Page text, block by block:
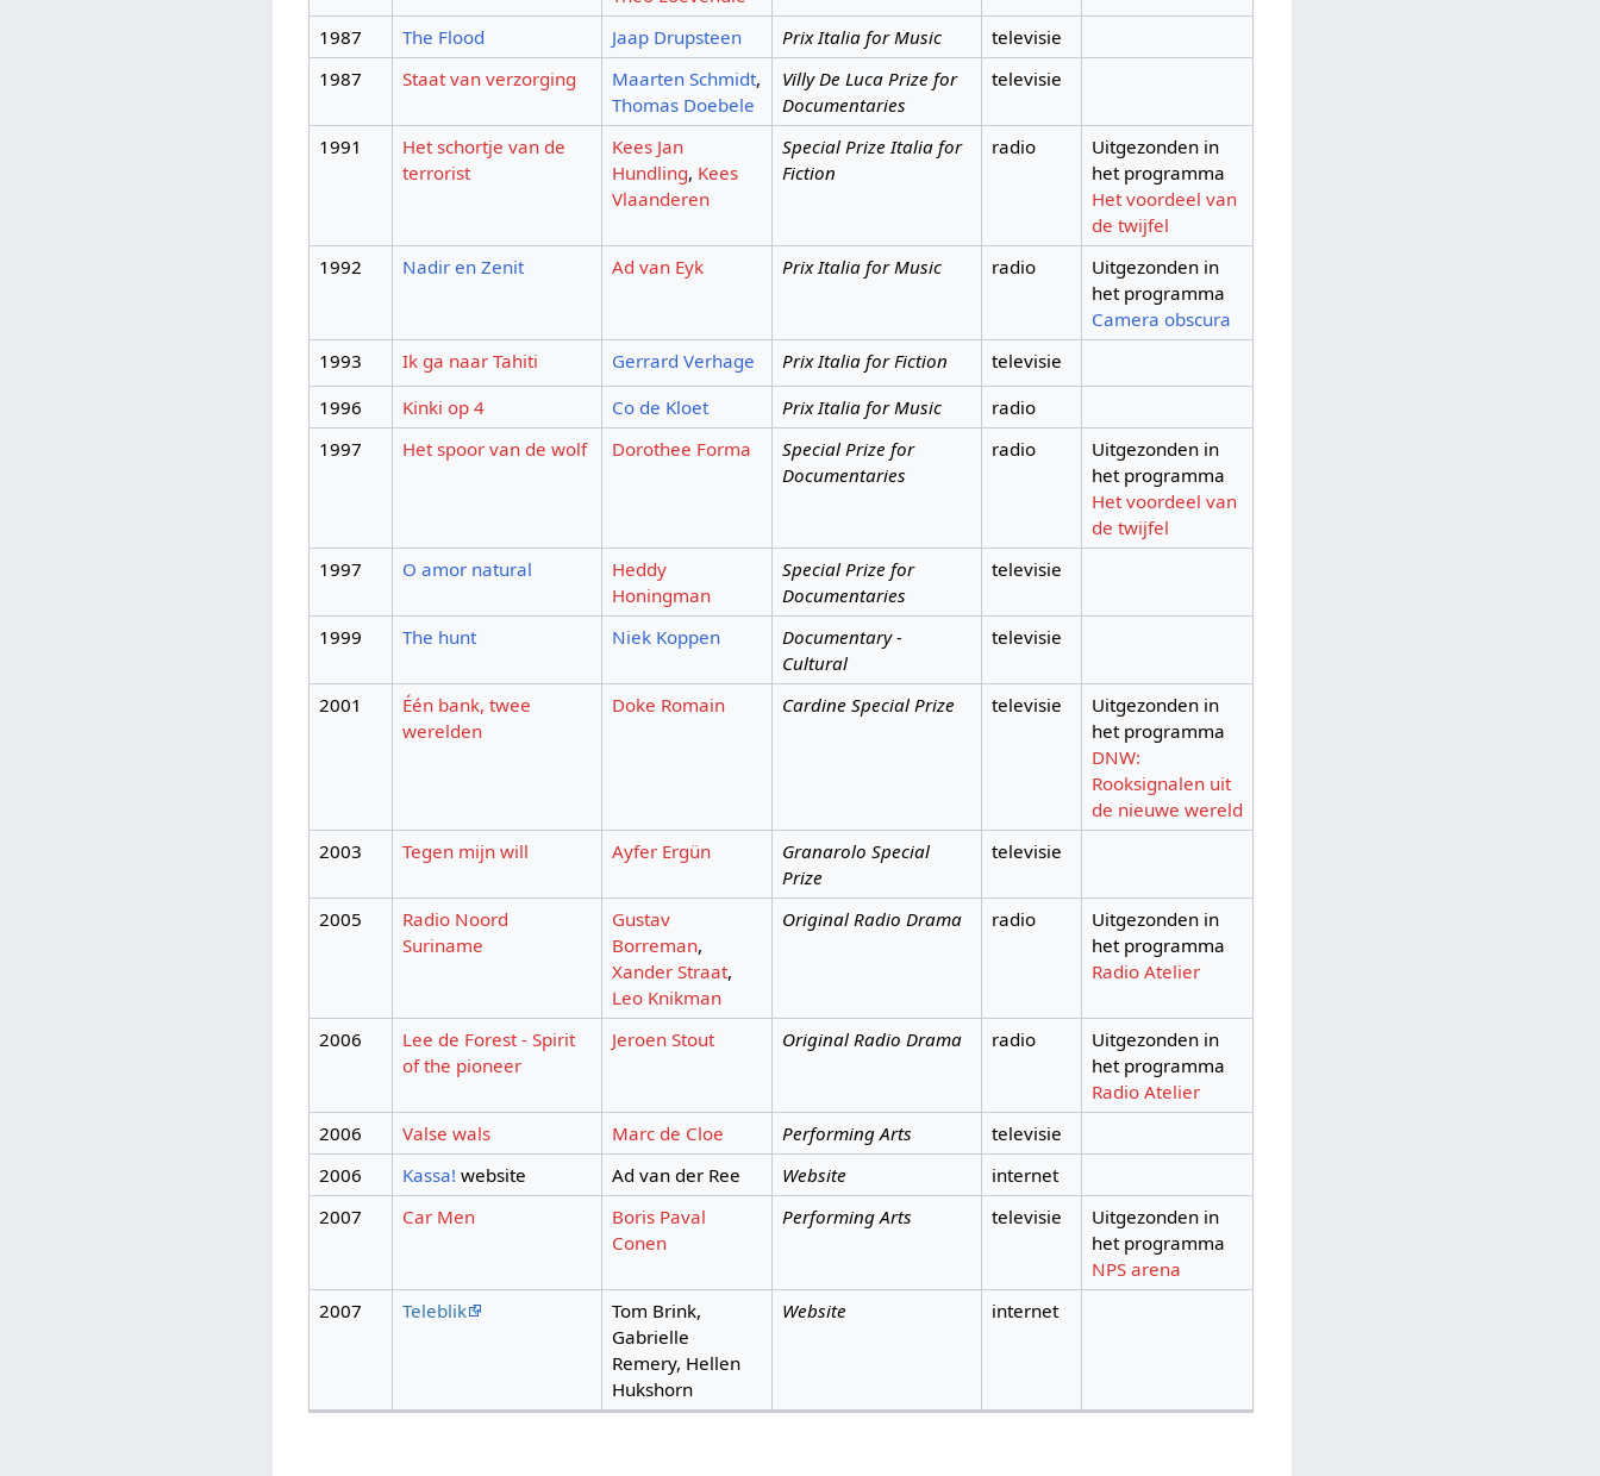
1987 The Flood Jaap Drupsteen Prix Italia for Music
televisie
1987
Staat van verzorging Maarten Schmidt,
Thomas Doebele
Villy De Luca Prize for
Documentaries
televisie
1991
Het schortje van de
terrorist
Kees Jan
Hundling, Kees
Vlaanderen
Special Prize Italia for
Fiction
radio
Uitgezonden in
het programma
Het voordeel van
de twijfel
1992
Nadir en Zenit Ad van Eyk Prix Italia for Music radio
Uitgezonden in
het programma
Camera obscura
1993
Ik ga naar Tahiti Gerrard Verhage Prix Italia for Fiction
televisie
1996
Kinki op 4 Co de Kloet Prix Italia for Music
radio
1997
Het spoor van de wolf Dorothee Forma
Special Prize for
Documentaries
radio
Uitgezonden in
het programma
Het voordeel van
de twijfel
1997
O amor natural
Heddy
Honingman
Special Prize for
Documentaries
televisie
1999 The hunt Niek Koppen
Documentary -
Cultural
televisie
2001
Één bank, twee
werelden
Doke Romain Cardine Special Prize televisie
Uitgezonden in
het programma
DNW:
Rooksignalen uit
de nieuwe wereld
2003
Tegen mijn will Ayfer Ergün
Granarolo Special
Prize
televisie
2005
Radio Noord
Suriname
Gustav
Borreman,
Xander Straat,
Leo Knikman
Original Radio Drama radio
Uitgezonden in
het programma
Radio Atelier
2006
Lee de Forest - Spirit
of the pioneer
Jeroen Stout Original Radio Drama radio
Uitgezonden in
het programma
Radio Atelier
2006
Valse wals Marc de Cloe Performing Arts
televisie
2006
Kassa! website Ad van der Ree Website
internet
2007
Car Men
Boris Paval
Conen
Performing Arts televisie
Uitgezonden in
het programma
NPS arena
2007
Teleblik
Tom Brink,
Gabrielle
Remery, Hellen
Hukshorn
Website internet